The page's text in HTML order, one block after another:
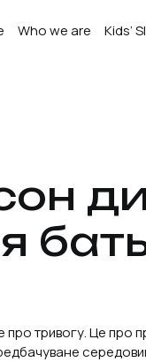
Who we are Kids’
тривогу. Це про